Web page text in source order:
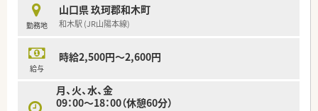
勤務地
山口県 玖珂郡和木町
和木駅 (JR山陽本線)
給与
時給2,500円～2,600円
月、火、水、金
09：00～18：00（休憩60分）